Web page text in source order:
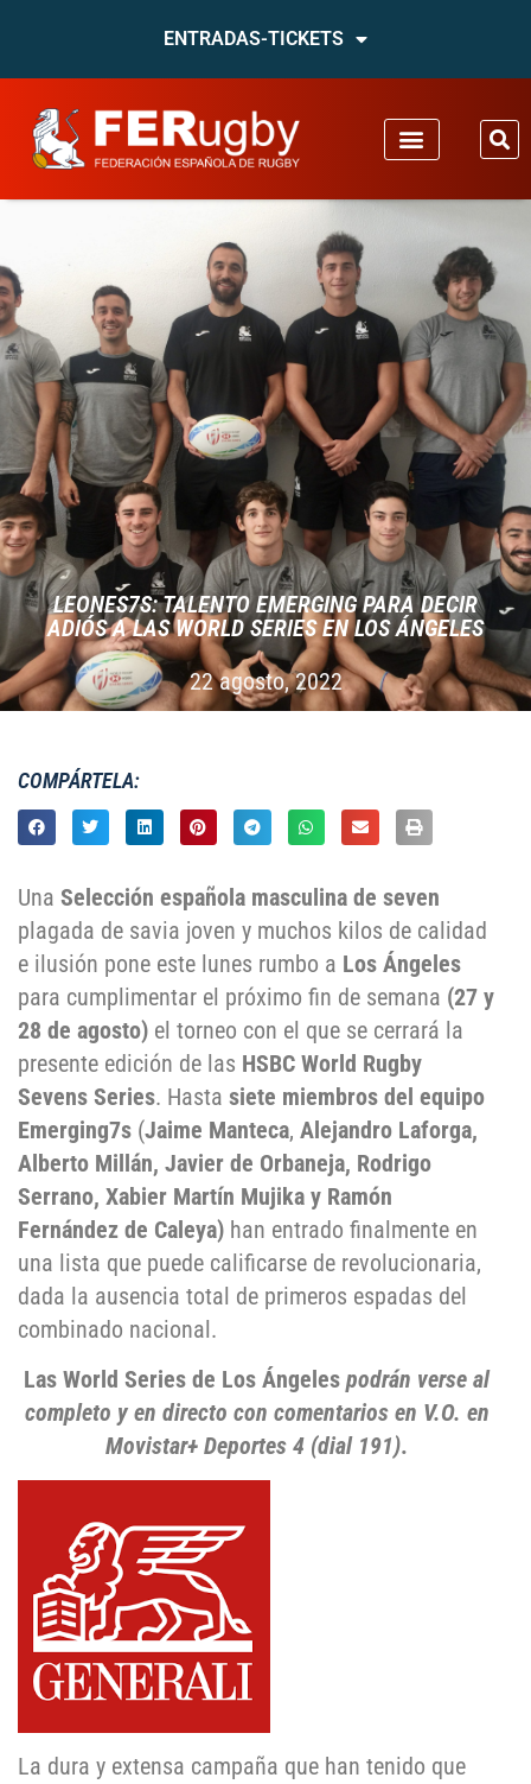
ENTRADAS-TICKETS
LEONES7S: TALENTO EMERGING PARA DECIR
ADIÓS A LAS WORLD SERIES EN LOS ÁNGELES
22 agosto, 2022
COMPÁRTELA:
Una Selección española masculina de seven
plagada de savia joven y muchos kilos de calidad
e ilusión pone este lunes rumbo a Los Ángeles
para cumplimentar el próximo fin de semana (27 y
28 de agosto) el torneo con el que se cerrará la
presente edición de las HSBC World Rugby
Sevens Series. Hasta siete miembros del equipo
Emerging7s (Jaime Manteca, Alejandro Laforga,
Alberto Millán, Javier de Orbaneja, Rodrigo
Serrano, Xabier Martín Mujika y Ramón
Fernández de Caleya) han entrado finalmente en
una lista que puede calificarse de revolucionaria,
dada la ausencia total de primeros espadas del
combinado nacional.
Las World Series de Los Ángeles podrán verse al
completo y en directo con comentarios en V.O. en
Movistar+ Deportes 4 (dial 191).
La dura y extensa campaña que han tenido que